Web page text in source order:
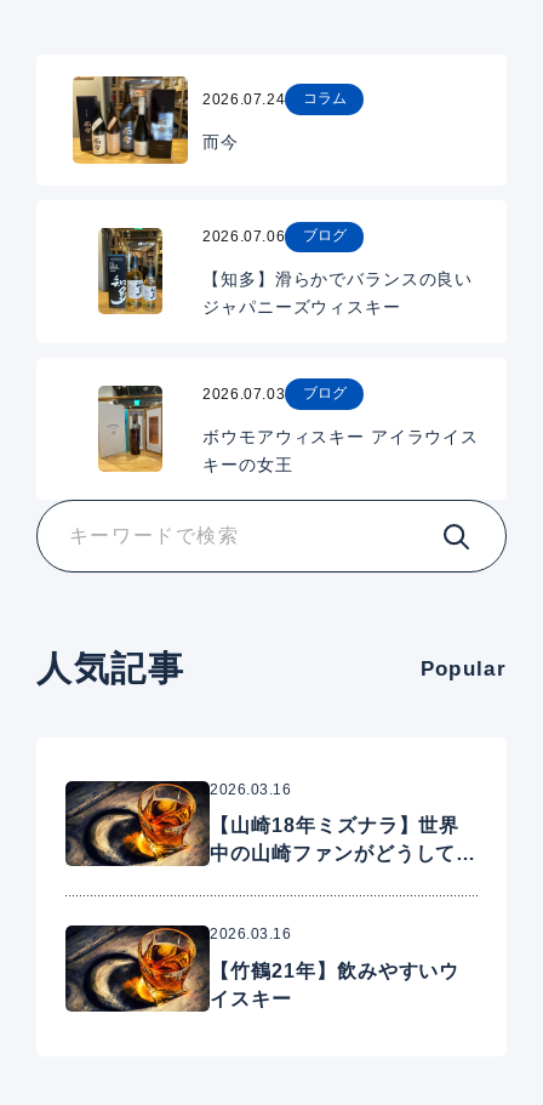
2026.07.24 コラム
而今
2026.07.06 ブログ
【知多】滑らかでバランスの良い
ジャパニーズウィスキー
2026.07.03 ブログ
ボウモアウィスキー アイラウイス
キーの女王
人気記事 Popular
2026.03.16
【山崎18年ミズナラ】世界
中の山崎ファンがどうしても
2026.03.16
【竹鶴21年】飲みやすいウ
イスキー